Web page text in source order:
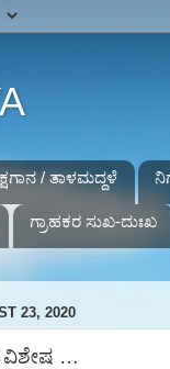
/ ತಾಳಮದ್ದಳೆ
ಗ್ರಾಹಕರ ಸುಖ-ದುಃಖ
23, 2020
ವಿಶೇಷ …